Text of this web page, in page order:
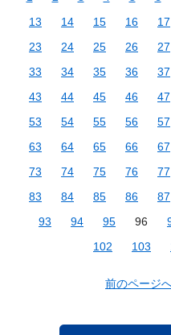
13
14 15 16 17
23
24 25 26 27
33
34 35 36 37
43
44 45 46 47
53
54 55 56 57
63
64 65 66 67
73
74 75 76 77
83
84 85 86 87
93
94 95 96
102
103
前のページ